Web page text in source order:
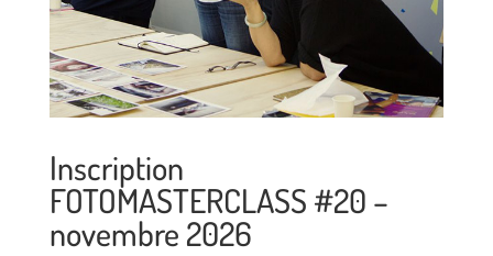
Inscription
FOTOMASTERCLASS #20 –
novembre 2026